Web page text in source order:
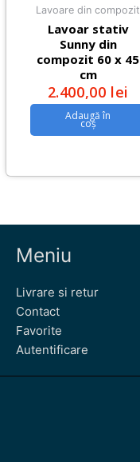
Lavoare din compozit
Lavoar stativ
Sunny din
compozit 60 x 45
cm
2.400,00 lei
Adaugă în
coș
Meniu
Livrare si retur
Contact
Favorite
Autentificare